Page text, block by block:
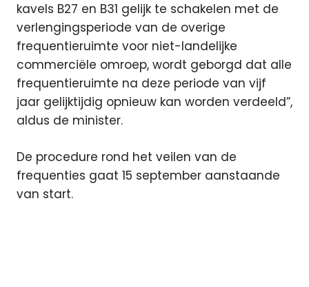
kavels B27 en B31 gelijk te schakelen met de
verlengingsperiode van de overige
frequentieruimte voor niet-landelijke
commerciële omroep, wordt geborgd dat alle
frequentieruimte na deze periode van vijf
jaar gelijktijdig opnieuw kan worden verdeeld”,
aldus de minister.
De procedure rond het veilen van de
frequenties gaat 15 september aanstaande
van start.